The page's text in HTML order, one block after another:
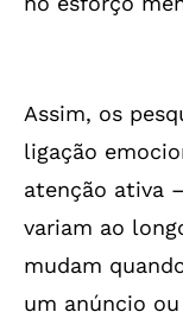
Assim, os
ligação
atenção ativa
variam ao
mudam
um anúncio